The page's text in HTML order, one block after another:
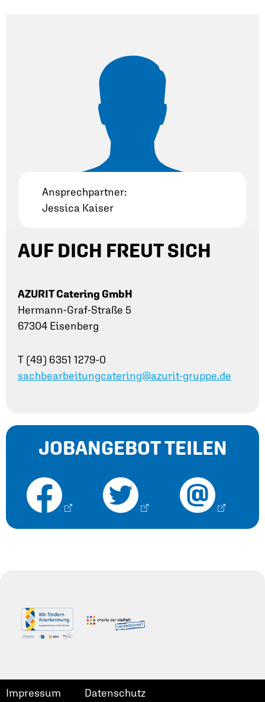
Ansprechpartner:
Jessica Kaiser
AUF DICH FREUT SICH
AZURIT Catering GmbH
Hermann-Graf-Straße 5
67304 Eisenberg
T (49) 6351 1279-0
sachbearbeitungcatering@azurit-gruppe.de
JOBANGEBOT TEILEN
Impressum
Datenschutz